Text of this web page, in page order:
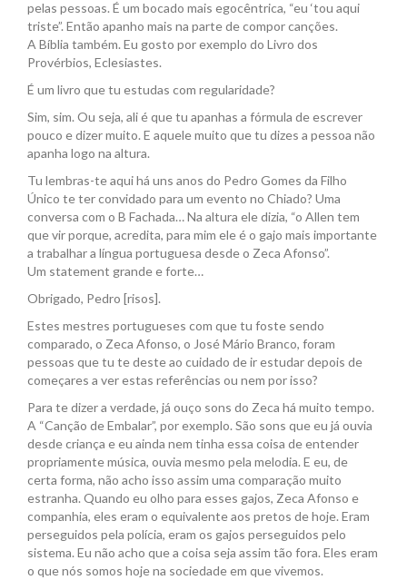
pelas pessoas. É um bocado mais egocêntrica, “eu ‘tou aqui
triste”. Então apanho mais na parte de compor canções.
A Bíblia também. Eu gosto por exemplo do Livro dos
Provérbios, Eclesiastes.
É um livro que tu estudas com regularidade?
Sim, sim. Ou seja, ali é que tu apanhas a fórmula de escrever
pouco e dizer muito. E aquele muito que tu dizes a pessoa não
apanha logo na altura.
Tu lembras-te aqui há uns anos do Pedro Gomes da Filho
Único te ter convidado para um evento no Chiado? Uma
conversa com o B Fachada… Na altura ele dizia, “o Allen tem
que vir porque, acredita, para mim ele é o gajo mais importante
a trabalhar a língua portuguesa desde o Zeca Afonso”.
Um statement grande e forte…
Obrigado, Pedro [risos].
Estes mestres portugueses com que tu foste sendo
comparado, o Zeca Afonso, o José Mário Branco, foram
pessoas que tu te deste ao cuidado de ir estudar depois de
começares a ver estas referências ou nem por isso?
Para te dizer a verdade, já ouço sons do Zeca há muito tempo.
A “Canção de Embalar”, por exemplo. São sons que eu já ouvia
desde criança e eu ainda nem tinha essa coisa de entender
propriamente música, ouvia mesmo pela melodia. E eu, de
certa forma, não acho isso assim uma comparação muito
estranha. Quando eu olho para esses gajos, Zeca Afonso e
companhia, eles eram o equivalente aos pretos de hoje. Eram
perseguidos pela polícia, eram os gajos perseguidos pelo
sistema. Eu não acho que a coisa seja assim tão fora. Eles eram
o que nós somos hoje na sociedade em que vivemos.